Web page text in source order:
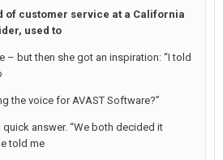
of customer service at a California
used to
– but then she got an inspiration: “I told
the voice for AVAST Software?”
answer. “We both decided it
told me